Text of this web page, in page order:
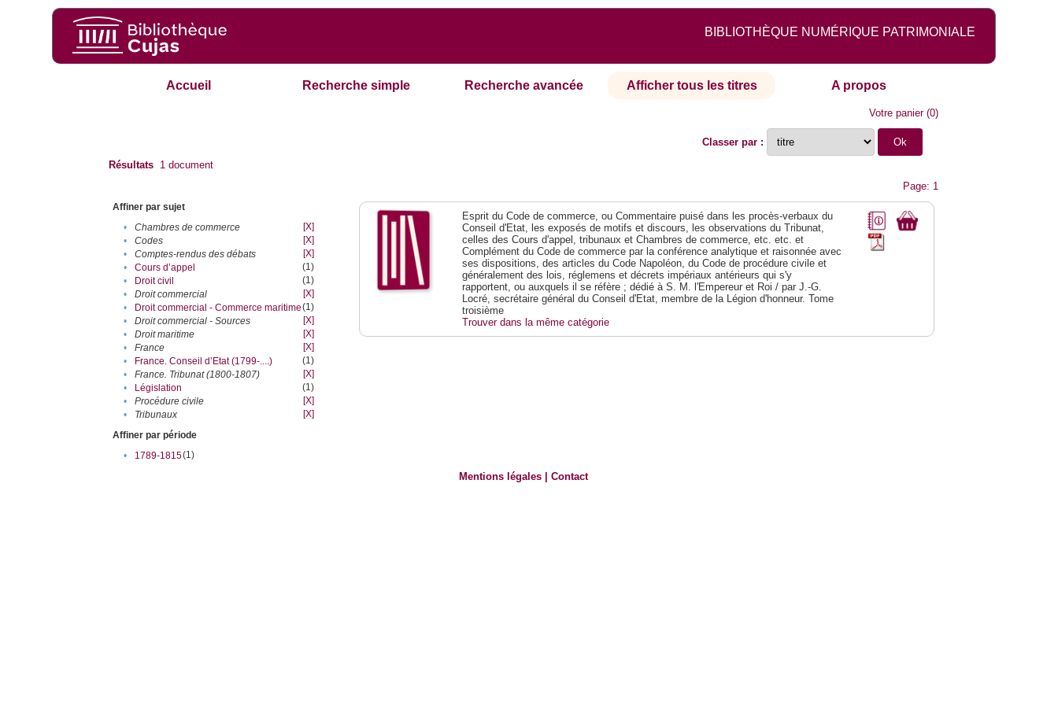
BIBLIOTHÈQUE NUMÉRIQUE PATRIMONIALE
Accueil Recherche simple Recherche avancée Afficher tous les titres A propos
Votre panier(0)
Classer par :
Résultats 1 document
Page: 1
Affiner par sujet
•
Chambres de commerce
[X]
•
Codes
[X]
•
Comptes-rendus des débats
[X]
•
Cours d’appel
(1)
•
Droit civil
(1)
•
Droit commercial
[X]
•
Droit commercial - Commerce maritime(1)
•
Droit commercial - Sources
[X]
•
Droit maritime
[X]
•
France
[X]
•
France. Conseil d’Etat (1799-....)
(1)
•
France. Tribunat (1800-1807)
[X]
•
Législation
(1)
•
Procédure civile
[X]
•
Tribunaux
[X]
Affiner par période
•
1789-1815(1)
Esprit du Code de commerce, ou Commentaire puisé dans les procès-verbaux du
Conseil d'Etat, les exposés de motifs et discours, les observations du Tribunat,
celles des Cours d'appel, tribunaux et Chambres de commerce, etc. etc. et
Complément du Code de commerce par la conférence analytique et raisonnée avec
ses dispositions, des articles du Code Napoléon, du Code de procédure civile et
généralement des lois, réglemens et décrets impériaux antérieurs qui s'y
rapportent, ou auxquels il se réfère ; dédié à S. M. l'Empereur et Roi / par J.-G.
Locré, secrétaire général du Conseil d'Etat, membre de la Légion d'honneur. Tome
troisième
Trouver dans la même catégorie
Mentions légales |Contact